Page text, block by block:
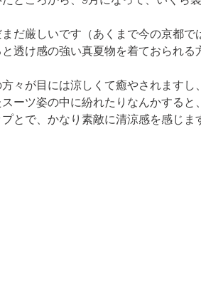
だ厳しいです（あくまで今の京都で
透け感の強い真夏物を着ておられる
々が目には涼しくて癒やされますし、
ーツ姿の中に紛れたりなんかすると、
とで、かなり素敵に清涼感を感じま